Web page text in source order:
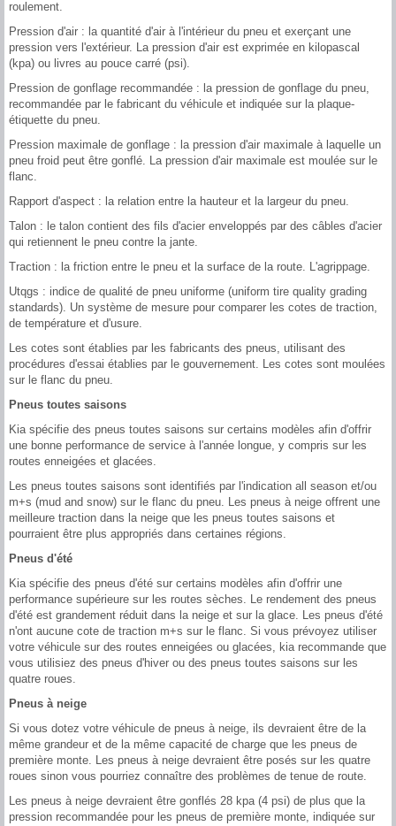
roulement.
Pression d'air : la quantité d'air à l'intérieur du pneu et exerçant une
pression vers l'extérieur. La pression d'air est exprimée en kilopascal
(kpa) ou livres au pouce carré (psi).
Pression de gonflage recommandée : la pression de gonflage du pneu,
recommandée par le fabricant du véhicule et indiquée sur la plaque-
étiquette du pneu.
Pression maximale de gonflage : la pression d'air maximale à laquelle un
pneu froid peut être gonflé. La pression d'air maximale est moulée sur le
flanc.
Rapport d'aspect : la relation entre la hauteur et la largeur du pneu.
Talon : le talon contient des fils d'acier enveloppés par des câbles d'acier
qui retiennent le pneu contre la jante.
Traction : la friction entre le pneu et la surface de la route. L'agrippage.
Utqgs : indice de qualité de pneu uniforme (uniform tire quality grading
standards). Un système de mesure pour comparer les cotes de traction,
de température et d'usure.
Les cotes sont établies par les fabricants des pneus, utilisant des
procédures d'essai établies par le gouvernement. Les cotes sont moulées
sur le flanc du pneu.
Pneus toutes saisons
Kia spécifie des pneus toutes saisons sur certains modèles afin d'offrir
une bonne performance de service à l'année longue, y compris sur les
routes enneigées et glacées.
Les pneus toutes saisons sont identifiés par l'indication all season et/ou
m+s (mud and snow) sur le flanc du pneu. Les pneus à neige offrent une
meilleure traction dans la neige que les pneus toutes saisons et
pourraient être plus appropriés dans certaines régions.
Pneus d'été
Kia spécifie des pneus d'été sur certains modèles afin d'offrir une
performance supérieure sur les routes sèches. Le rendement des pneus
d'été est grandement réduit dans la neige et sur la glace. Les pneus d'été
n'ont aucune cote de traction m+s sur le flanc. Si vous prévoyez utiliser
votre véhicule sur des routes enneigées ou glacées, kia recommande que
vous utilisiez des pneus d'hiver ou des pneus toutes saisons sur les
quatre roues.
Pneus à neige
Si vous dotez votre véhicule de pneus à neige, ils devraient être de la
même grandeur et de la même capacité de charge que les pneus de
première monte. Les pneus à neige devraient être posés sur les quatre
roues sinon vous pourriez connaître des problèmes de tenue de route.
Les pneus à neige devraient être gonflés 28 kpa (4 psi) de plus que la
pression recommandée pour les pneus de première monte, indiquée sur